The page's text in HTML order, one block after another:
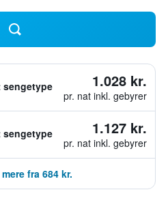
1.028 kr.
pr. nat inkl. gebyrer
1.127 kr.
pr. nat inkl. gebyrer
fra 684 kr.